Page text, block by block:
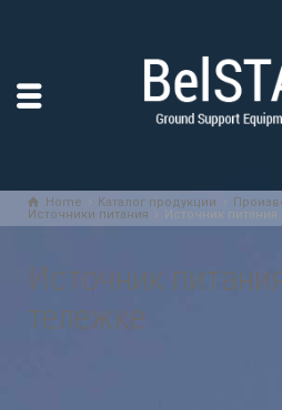
Home Каталог продукции
Источники питания
Источник питания
Источник
тележке